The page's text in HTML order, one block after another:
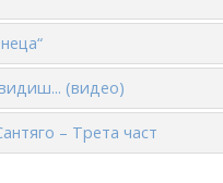
(видео)
– Трeта част